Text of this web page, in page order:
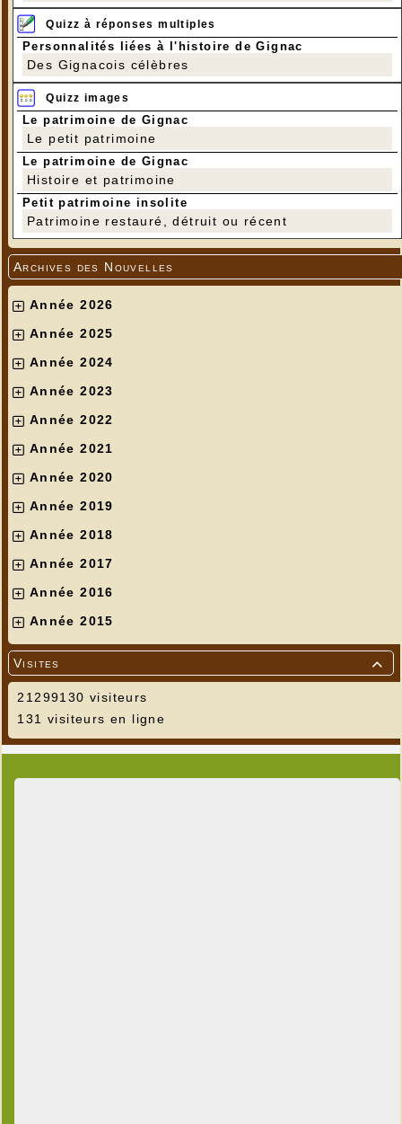
Quizz à réponses multiples
Personnalités liées à l'histoire de Gignac
Des Gignacois célèbres
Quizz images
Le patrimoine de Gignac
Le petit patrimoine
Le patrimoine de Gignac
Histoire et patrimoine
Petit patrimoine insolite
Patrimoine restauré, détruit ou récent
Archives des Nouvelles
Année 2026
Année 2025
Année 2024
Année 2023
Année 2022
Année 2021
Année 2020
Année 2019
Année 2018
Année 2017
Année 2016
Année 2015

Visites
21299130 visiteurs
131 visiteurs en ligne